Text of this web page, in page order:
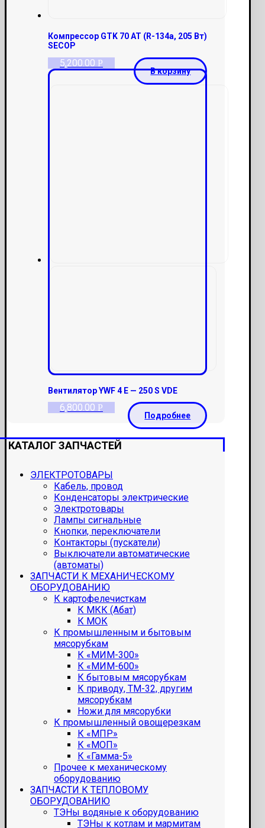
Компрессор GTK 70 AT (R-134a, 205 Вт)
SECOP
5,200.00 Р
В корзину
Вентилятор YWF 4 E — 250 S VDE
6,800.00 Р
Подробнее
КАТАЛОГ ЗАПЧАСТЕЙ
ЭЛЕКТРОТОВАРЫ
Кабель, провод
Конденсаторы электрические
Электротовары
Лампы сигнальные
Кнопки, переключатели
Контакторы (пускатели)
Выключатели автоматические
(автоматы)
ЗАПЧАСТИ К МЕХАНИЧЕСКОМУ
ОБОРУДОВАНИЮ
К картофелечисткам
К МКК (Абат)
К МОК
К промышленным и бытовым
мясорубкам
К «МИМ-300»
К «МИМ-600»
К бытовым мясорубкам
К приводу, ТМ-32, другим
мясорубкам
Ножи для мясорубки
К промышленный овощерезкам
К «МПР»
К «МОП»
К «Гамма-5»
Прочее к механическому
оборудованию
ЗАПЧАСТИ К ТЕПЛОВОМУ
ОБОРУДОВАНИЮ
ТЭНы водяные к оборудованию
ТЭНы к котлам и мармитам